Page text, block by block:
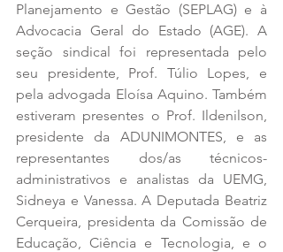
Planejamento e Gestão (SEPLAG) e à
Advocacia Geral do Estado (AGE). A
seção sindical foi representada pelo
seu presidente, Prof. Túlio Lopes, e
pela advogada Eloísa Aquino. Também
estiveram presentes o Prof. Ildenilson,
presidente da ADUNIMONTES, e as
representantes dos/as técnicos-
administrativos e analistas da UEMG,
Sidneya e Vanessa. A Deputada Beatriz
Cerqueira, presidenta da Comissão de
Educação, Ciência e Tecnologia, e o